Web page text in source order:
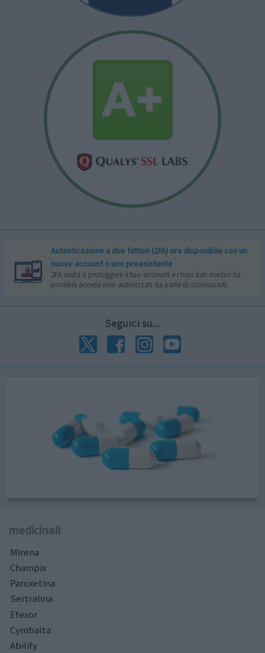
Autenticazione a due fattori (2FA) ora disponibile con un
nuovo account o uno preesistente
2FA aiuta a proteggere il tuo account e i tuoi dati medici da
possibili accessi non autorizzati da parte di sconosciuti.
Seguici su...
medicinali
Mirena
Champix
Paroxetina
Sertralina
Efexor
Cymbalta
Abilify